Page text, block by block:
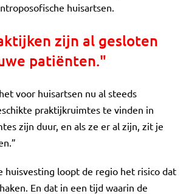
huisartsen.
zijn al gesloten
patiënten."
voor huisartsen nu al steeds
praktijkruimtes te vinden in
zijn duur, en als ze er al zijn, zit je
huisvesting loopt de regio het risico dat
En dat in een tijd waarin de